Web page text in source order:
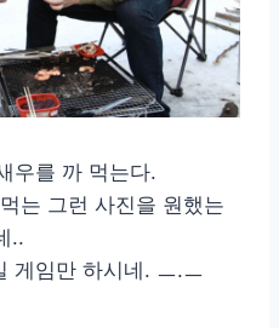
우를 까 먹는다.
는 그런 사진을 원했는
..
게임만 하시네. ㅡ.ㅡ